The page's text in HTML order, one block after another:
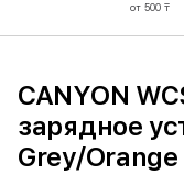
от 500 ₸
CANYON
зарядное
Grey/Orange